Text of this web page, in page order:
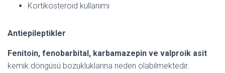
Kortikosteroid kullanımı
Antiepileptikler
Fenitoin, fenobarbital, karbamazepin ve valproik asit
kemik döngüsü bozukluklarına neden olabilmektedir.